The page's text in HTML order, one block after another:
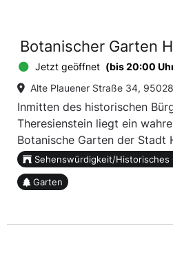
Botanischer Garten
Jetzt geöffnet (bis 20:00
Alte Plauener Straße 34,
Inmitten des historischen
Theresienstein liegt ein
Botanische Garten der Stadt
Sehenswürdigkeit/Historisches
Garten